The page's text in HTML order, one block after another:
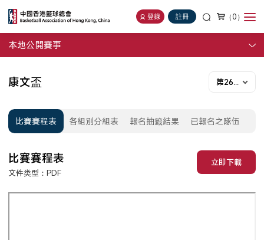
登錄 註冊 （0）
本地公開賽事
康文盃 第26屆
比賽賽程表 各組別分組表 報名抽籤結果 已報名之隊伍
比賽賽程表
文件类型：PDF
立即下載
全屏